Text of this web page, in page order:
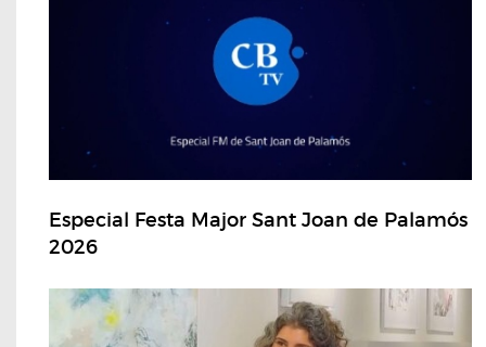
Especial Festa Major Sant Joan de Palamós
2026